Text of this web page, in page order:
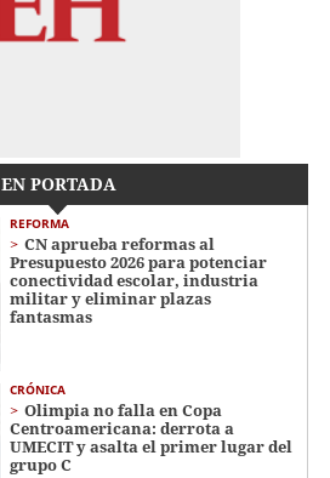
EN PORTADA
REFORMA
CN aprueba reformas al
Presupuesto 2026 para potenciar
conectividad escolar, industria
militar y eliminar plazas
fantasmas
CRÓNICA
Olimpia no falla en Copa
Centroamericana: derrota a
UMECIT y asalta el primer lugar del
grupo C